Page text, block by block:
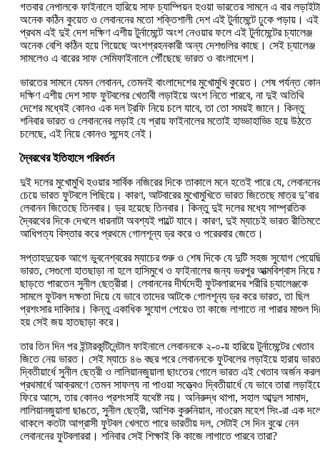
গতবার নেপালকে ফাইনালে হারিয়ে সাফ চ্যাম্পিয়ন হওয়া ভারতের সামনে এ বার লড়াইটা
অনেক কঠিন কুয়েত ও লেবাননের মতো শক্তিশালী দেশ এই টুর্নামেন্টে ঢুকে পড়ায়। এই
প্রথম এই দুই দেশ দক্ষিণ এশীয় টুর্নামেন্টে অংশ নেওয়ার ফলে এই টুর্নামেন্টের চ্যালেঞ্জ
অনেক বেশি কঠিন হয়ে গিয়েছে অংশগ্রহনকারী অন্য দেশগুলির কাছে। সেই চ্যালেঞ্জ
সামলেও এ বারের সাফ সেমিফাইনালে পৌঁছেছে ভারত ও বাংলাদেশ।
ভারতের সামনে যেমন লেবানন, তেমনই বাংলাদেশের মুখোমুখি কুয়েত। শেষ পর্যন্ত
দক্ষিণ এশীয় দেশ সাফ ফুটবলের খেতাবী লড়াইয়ে অংশ নিতে পারবে, না দুই অতিথি
দেশের মধ্যেই কোনও এক দল ট্রফি নিয়ে চলে যাবে, তা তো সময়ই জানে। কিন্তু
শনিবার ভারত ও লেবাননের লড়াই যে প্রায় ফাইনালের মতোই হাড্ডাহাড্ডি হয়ে উঠতে
চলেছে, এই নিয়ে কোনও সন্দেহ নেই।
দ্বৈরথের ইতিহাসে পরিবর্তন
দুই দলের মুখোমুখি হওয়ার সার্বিক নজিরের দিকে তাকালে মনে হতেই পারে যে, লেবাননের
চেয়ে ভারত ফুটবলে পিছিয়ে। কারণ, আটবারের মুখোমুখিতে ভারত জিতেছে মাত্র
লেবানন জিতেছে তিনবার। ড্র হয়েছে তিনবার। কিন্তু দুই দলের মধ্যে সাম্প্রতিক
দ্বৈরথের দিকে দেখলে ধারনাটা অবশ্যই পাল্টে যাবে। কারণ, দুই ম্যাচেই ভারত
আধিপত্য বিস্তার করে প্রথমে গোলশূন্য ড্র করে ও পরেরবার জেতে।
সপ্তাহদুয়েক আগে ভুবনেশ্বরের ম্যাচের শুরু ও শেষ দিকে যে দুটি সহজ সুযোগ
ভারত, সেগুলো হাতছাড়া না হলে হাসিমুখে ও ফাইনালের জন্য ভরপুর আত্মবিশ্বাস নিয়ে
ছাড়তে পারতেন সুনীল ছেত্রীরা। লেবাননের দীর্ঘদেহী ফুটবলারদের শরীরি চ্যালেঞ্জকে
সামলে ফুটবল দক্ষতা দিয়ে যে ভাবে তাদের আটকে গোলশূন্য ড্র করে ভারত, তা ছিল
প্রশংসার দাবিদার। কিন্তু একাধিক সুযোগ পেয়েও তা কাজে লাগাতে না পারার মাশুল
হয় সেই জয় হাতছাড়া করে।
তার তিন দিন পর ইন্টারকন্টিনেন্টাল ফাইনালে লেবাননকে ২-০-য় হারিয়ে টুর্নামেন্টের খেতাব
জিতে নেয় ভারত। সেই ম্যাচে ৪৬ বছর পরে লেবাননকে ফুটবলের লড়াইয়ে হারায়
দ্বিতীয়ার্ধে সুনীল ছেত্রী ও লালিয়ানজুয়ালা ছাংতের গোলে ভারত এই খেতাব অর্জন
প্রথমার্ধে আক্রমণে তেমন সাফল্য না পাওয়া সত্ত্বেও দ্বিতীয়ার্ধে যে ভাবে তারা
ফিরে আসে, তার কোনও প্রশংসাই যথেষ্ট নয়। অনিরুদ্ধ থাপা, সহাল আব্দুল সামাদ,
লালিয়ানজুয়ালা ছাঙতে, সুনীল ছেত্রী, আশিক কুরুনিয়ান, নাওরেম মহেশ সিং-রা এক
থাকলে কতটা আগ্রাসী ফুটবল খেলতে পারে ভারতীয় দল, সেটাই সে দিন বুঝে নেন
লেবাননের ফুটবলাররা। শনিবার সেই শিক্ষাই কি কাজে লাগাতে পারবে তারা?